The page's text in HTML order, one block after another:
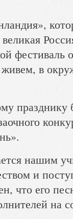
фестиваль
в
празднику
нашим
и
что его
на